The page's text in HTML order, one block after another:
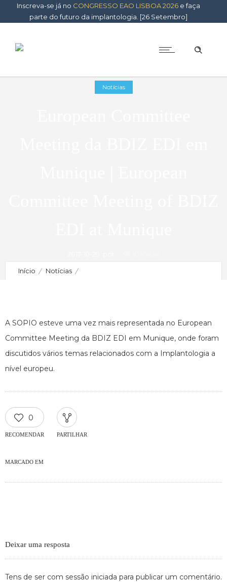
Inscreva-se já no CONGRESSO EAO LISBOA 2026 e faça
parte do futuro da implantologia. [26 Setembro]
Notícias
Início Notícias
A SOPIO esteve uma vez mais representada no European
Committee Meeting da BDIZ EDI em Munique, onde foram
discutidos vários temas relacionados com a Implantologia a
nível europeu.
0
RECOMENDAR PARTILHAR
MARCADO EM
Deixar uma resposta
Tens de ser com sessão iniciada para publicar um comentário.